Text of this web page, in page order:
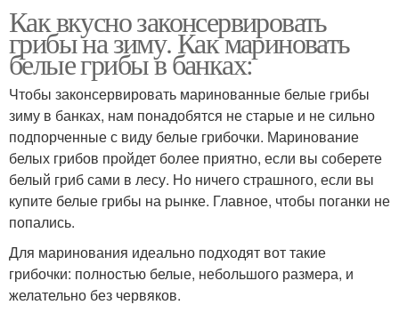
Как вкусно законсервировать
грибы на зиму. Как мариновать
белые грибы в банках:
Чтобы законсервировать маринованные белые грибы
зиму в банках, нам понадобятся не старые и не сильно
подпорченные с виду белые грибочки. Маринование
белых грибов пройдет более приятно, если вы соберете
белый гриб сами в лесу. Но ничего страшного, если вы
купите белые грибы на рынке. Главное, чтобы поганки не
попались.
Для маринования идеально подходят вот такие
грибочки: полностью белые, небольшого размера, и
желательно без червяков.